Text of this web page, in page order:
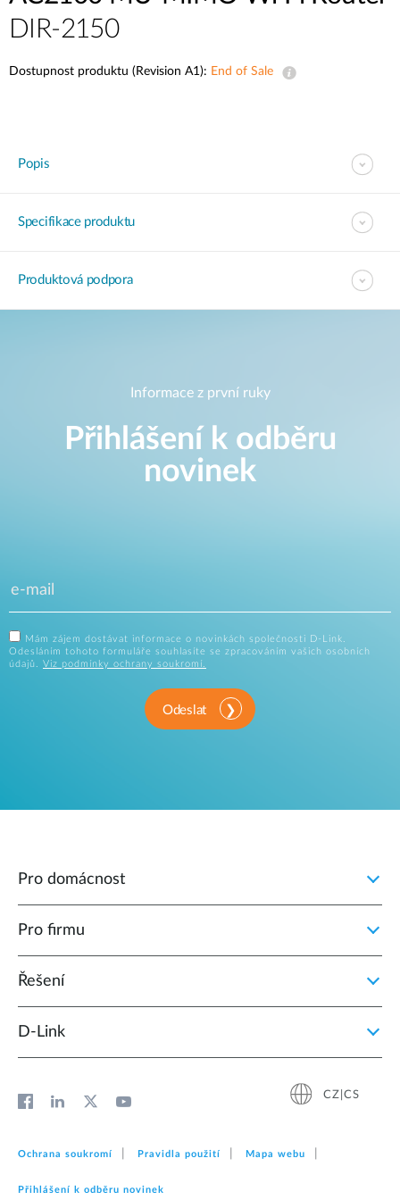
DIR-2150
Dostupnost produktu (Revision A1): End of Sale
Popis
Specifikace produktu
Produktová podpora
Informace z první ruky
Přihlášení k odběru
novinek
Mám zájem dostávat informace o novinkách společnosti D-Link.
Odesláním tohoto formuláře souhlasíte se zpracováním vašich osobních
údajů. Viz podmínky ochrany soukromí.
Odeslat
Pro domácnost
Pro firmu
Řešení
D‑Link
CZ|CS
Ochrana soukromí Pravidla použití Mapa webu
Přihlášení k odběru novinek